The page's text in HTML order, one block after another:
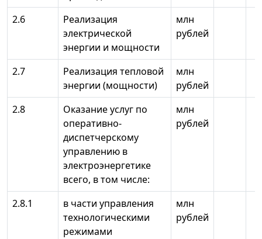
2.6
Реализация
электрической
энергии и мощности
млн
рублей
2.7
Реализация тепловой
энергии (мощности)
млн
рублей
2.8
Оказание услуг по
оперативно-
диспетчерскому
управлению в
электроэнергетике
всего, в том числе:
млн
рублей
2.8.1
в части управления
технологическими
режимами
млн
рублей